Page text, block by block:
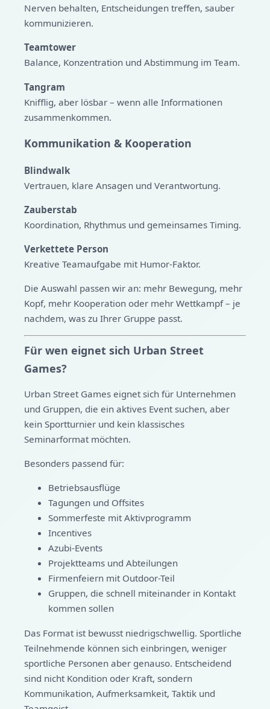
Nerven behalten, Entscheidungen treffen, sauber
kommunizieren.
Teamtower
Balance, Konzentration und Abstimmung im Team.
Tangram
Knifflig, aber lösbar – wenn alle Informationen
zusammenkommen.
Kommunikation & Kooperation
Blindwalk
Vertrauen, klare Ansagen und Verantwortung.
Zauberstab
Koordination, Rhythmus und gemeinsames Timing.
Verkettete Person
Kreative Teamaufgabe mit Humor-Faktor.
Die Auswahl passen wir an: mehr Bewegung, mehr
Kopf, mehr Kooperation oder mehr Wettkampf – je
nachdem, was zu Ihrer Gruppe passt.
Für wen eignet sich Urban Street
Games?
Urban Street Games eignet sich für Unternehmen
und Gruppen, die ein aktives Event suchen, aber
kein Sportturnier und kein klassisches
Seminarformat möchten.
Besonders passend für:
Betriebsausflüge
Tagungen und Offsites
Sommerfeste mit Aktivprogramm
Incentives
Azubi-Events
Projektteams und Abteilungen
Firmenfeiern mit Outdoor-Teil
Gruppen, die schnell miteinander in Kontakt
kommen sollen
Das Format ist bewusst niedrigschwellig. Sportliche
Teilnehmende können sich einbringen, weniger
sportliche Personen aber genauso. Entscheidend
sind nicht Kondition oder Kraft, sondern
Kommunikation, Aufmerksamkeit, Taktik und